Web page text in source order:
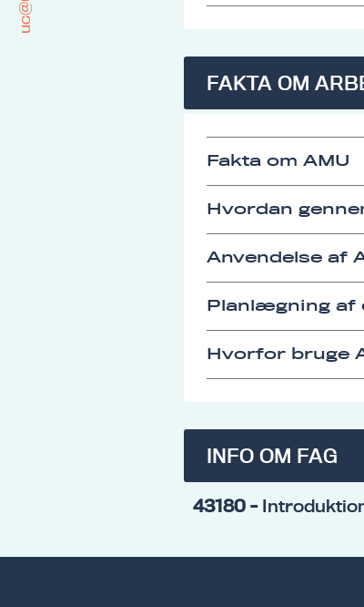
FAKTA OM
Fakta om AMU
Hvordan
Anvendelse af
Planlægning af
Hvorfor bruge
INFO OM FAG
43180 -